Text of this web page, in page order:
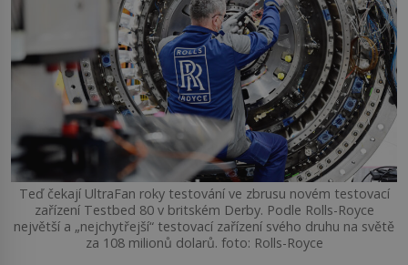
Teď čekají UltraFan roky testování ve zbrusu novém testovací
zařízení Testbed 80 v britském Derby. Podle Rolls-Royce
největší a „nejchytřejší“ testovací zařízení svého druhu na světě
za 108 milionů dolarů. foto: Rolls-Royce